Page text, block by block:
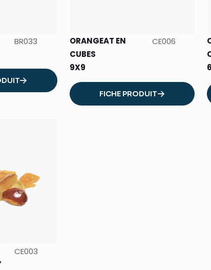
BR033
ORANGEAT EN
CUBES
9X9
CE006
FICHE PRODUIT
CE003